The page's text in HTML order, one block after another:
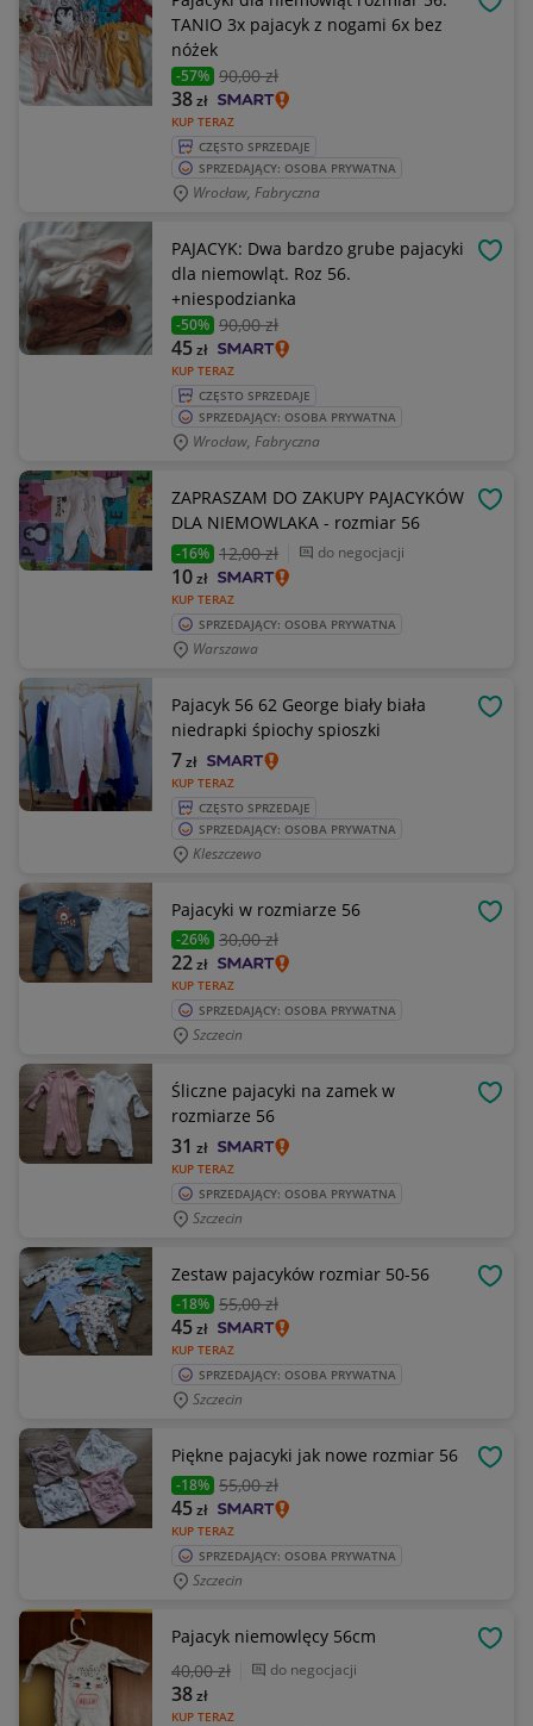
TANIO 3x pajacyk z nogami 6x bez
nóżek
-57% 90,00 zł
KUP TERAZ
38zł
CZĘSTO SPRZEDAJE
SPRZEDAJĄCY: OSOBA PRYWATNA
Wrocław, Fabryczna
PAJACYK: Dwa bardzo grube pajacyki
dla niemowląt. Roz 56.
+niespodzianka
-50% 90,00 zł
KUP TERAZ
45zł
CZĘSTO SPRZEDAJE
SPRZEDAJĄCY: OSOBA PRYWATNA
Wrocław, Fabryczna
ZAPRASZAM DO ZAKUPY PAJACYKÓW
DLA NIEMOWLAKA - rozmiar 56
-16% 12,00 zł do negocjacji
KUP TERAZ
10zł
SPRZEDAJĄCY: OSOBA PRYWATNA
Warszawa
Pajacyk 56 62 George biały biała
niedrapki śpiochy spioszki
KUP TERAZ
7zł
CZĘSTO SPRZEDAJE
SPRZEDAJĄCY: OSOBA PRYWATNA
Kleszczewo
Pajacyki w rozmiarze 56
-26% 30,00 zł
KUP TERAZ
22zł
SPRZEDAJĄCY: OSOBA PRYWATNA
Szczecin
Śliczne pajacyki na zamek w
rozmiarze 56
KUP TERAZ
31 zł
SPRZEDAJĄCY: OSOBA PRYWATNA
Szczecin
Zestaw pajacyków rozmiar 50-56
-18% 55,00 zł
KUP TERAZ
45zł
SPRZEDAJĄCY: OSOBA PRYWATNA
Szczecin
Piękne pajacyki jak nowe rozmiar 56
-18% 55,00 zł
KUP TERAZ
45zł
SPRZEDAJĄCY: OSOBA PRYWATNA
Szczecin
Pajacyk niemowlęcy 56cm
40,00 zł do negocjacji
KUP TERAZ
38zł